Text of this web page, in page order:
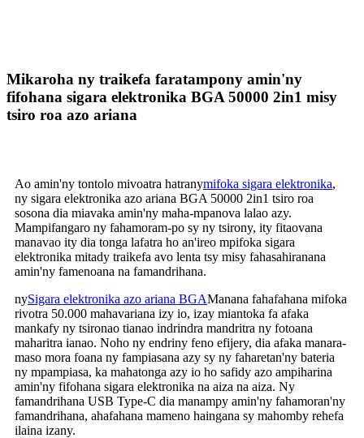
Mikaroha ny traikefa faratampony amin'ny
fifohana sigara elektronika BGA 50000 2in1 misy
tsiro roa azo ariana
Ao amin'ny tontolo mivoatra hatranymifoka sigara elektronika,
ny sigara elektronika azo ariana BGA 50000 2in1 tsiro roa
sosona dia miavaka amin'ny maha-mpanova lalao azy.
Mampifangaro ny fahamoram-po sy ny tsirony, ity fitaovana
manavao ity dia tonga lafatra ho an'ireo mpifoka sigara
elektronika mitady traikefa avo lenta tsy misy fahasahiranana
amin'ny famenoana na famandrihana.
nySigara elektronika azo ariana BGAManana fahafahana mifoka
rivotra 50.000 mahavariana izy io, izay miantoka fa afaka
mankafy ny tsironao tianao indrindra mandritra ny fotoana
maharitra ianao. Noho ny endriny feno efijery, dia afaka manara-
maso mora foana ny fampiasana azy sy ny faharetan'ny bateria
ny mpampiasa, ka mahatonga azy io ho safidy azo ampiharina
amin'ny fifohana sigara elektronika na aiza na aiza. Ny
famandrihana USB Type-C dia manampy amin'ny fahamoran'ny
famandrihana, ahafahana mameno haingana sy mahomby rehefa
ilaina izany.